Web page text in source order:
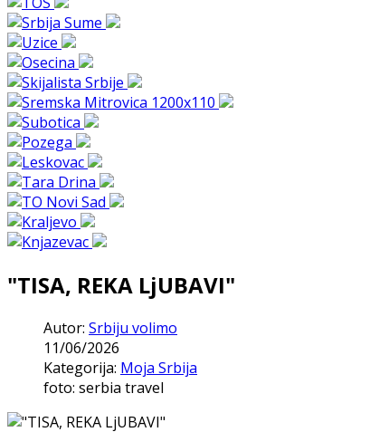
"TISA, REKA LjUBAVI"
Autor: Srbiju volimo
11/06/2026
Kategorija: Moja Srbija
foto: serbia travel